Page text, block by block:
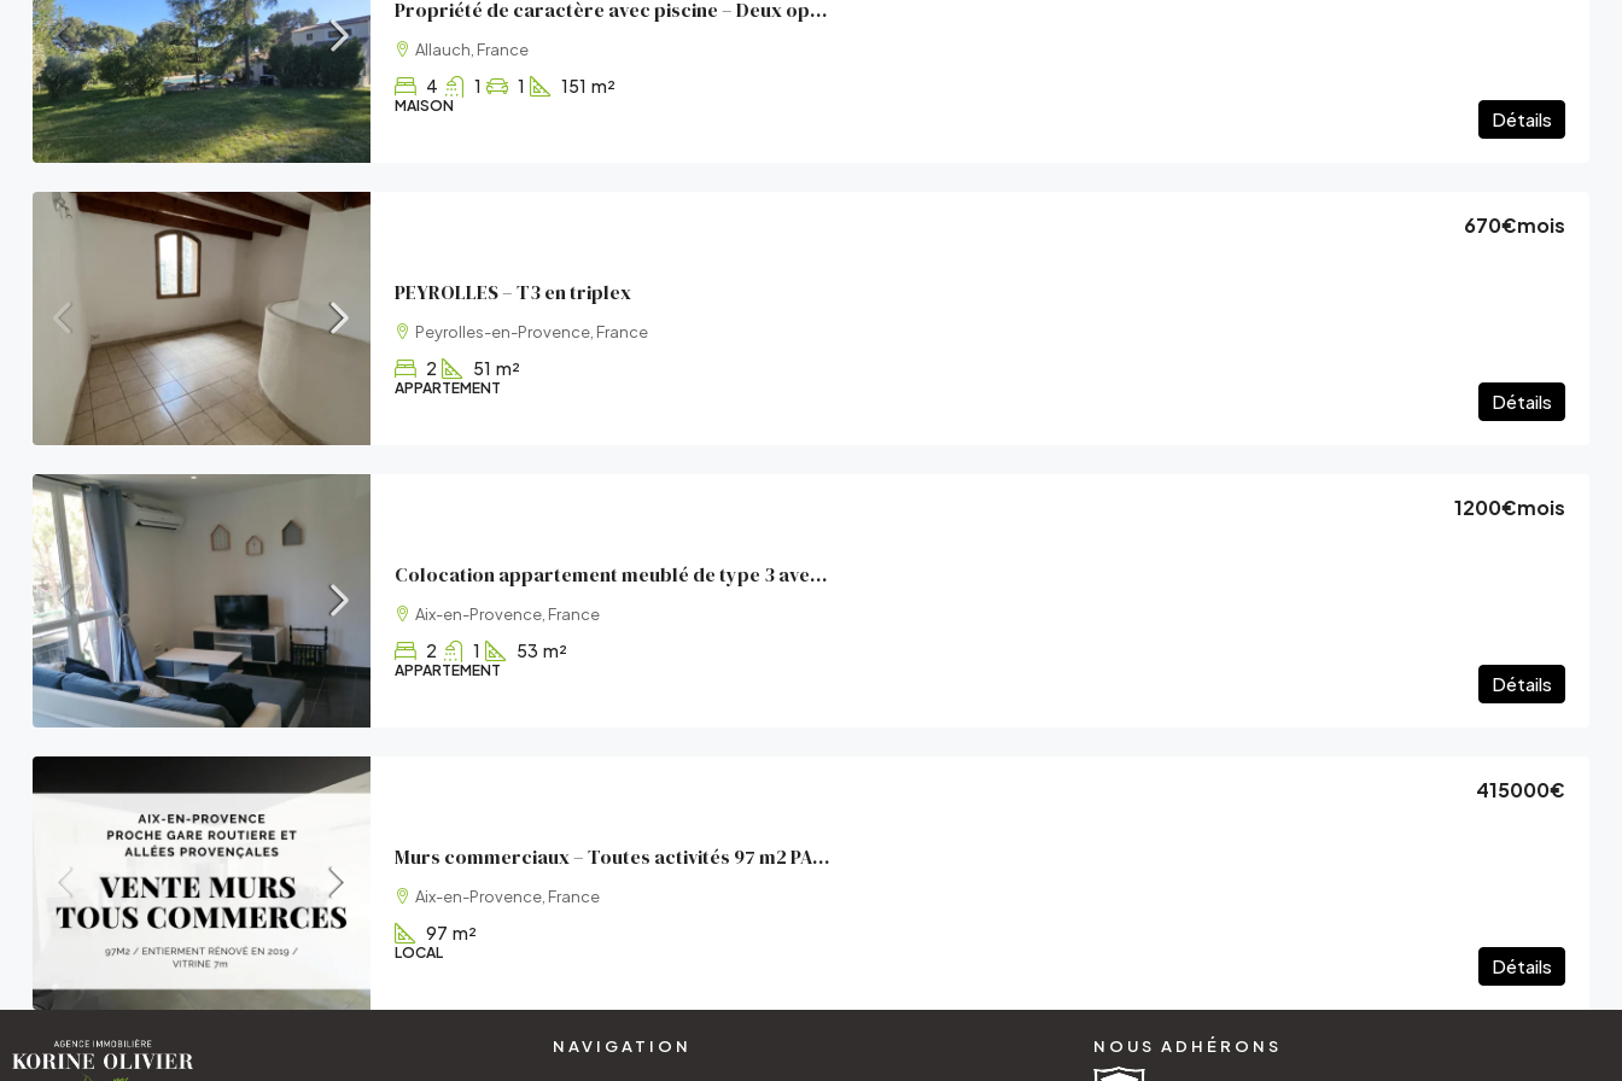
Propriété de caractère avec piscine – Deux opportunités d’a
Allauch, France
4 1 1 151 m²
MAISON
Détails
PEYROLLES – T3 en triplex
670€mois
Peyrolles-en-Provence, France
2 51 m²
APPARTEMENT
Détails
Colocation appartement meublé de type 3 avec balcon, loggia,
1200€mois
Aix-en-Provence, France
2 1 53 m²
APPARTEMENT
Détails
Murs commerciaux – Toutes activités 97 m2 PAS DE LOYER.
415000€
Aix-en-Provence, France
97 m²
LOCAL
Détails
NAVIGATION NOUS ADHÉRONS